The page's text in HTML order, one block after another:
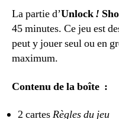
La partie d’Unlock!
45 minutes. Ce jeu est
peut y jouer seul ou en
maximum.
Contenu de la boîte :
2 cartesRègles du jeu